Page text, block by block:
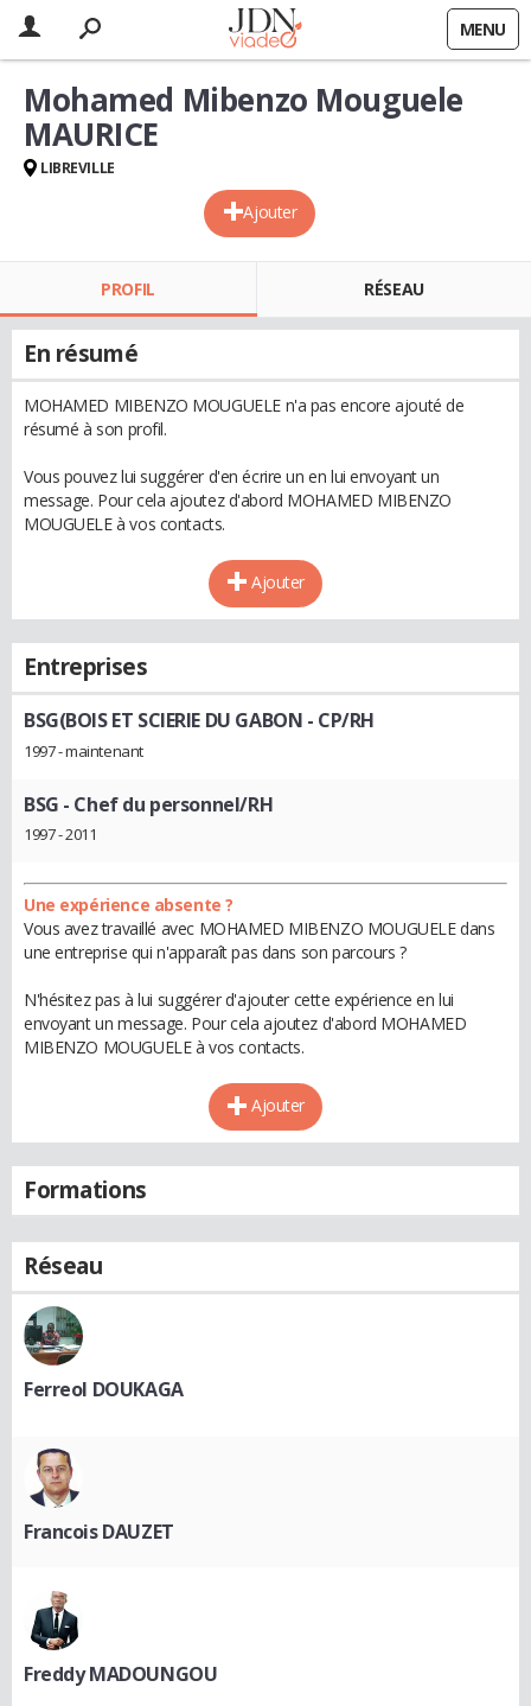
MENU
Ajouter
Mohamed Mibenzo Mouguele
MAURICE
LIBREVILLE
PROFIL RÉSEAU
En résumé
MOHAMED MIBENZO MOUGUELE n'a pas encore ajouté de
résumé à son profil.
Vous pouvez lui suggérer d'en écrire un en lui envoyant un
message. Pour cela ajoutez d'abord MOHAMED MIBENZO
MOUGUELE à vos contacts.
Ajouter
Entreprises
BSG(BOIS ET SCIERIE DU GABON - CP/RH
1997 - maintenant
BSG - Chef du personnel/RH
1997 - 2011
Une expérience absente ?
Vous avez travaillé avec MOHAMED MIBENZO MOUGUELE dans
une entreprise qui n'apparaît pas dans son parcours ?
N'hésitez pas à lui suggérer d'ajouter cette expérience en lui
envoyant un message. Pour cela ajoutez d'abord MOHAMED
MIBENZO MOUGUELE à vos contacts.
Ajouter
Formations
Réseau
Ferreol DOUKAGA
Francois DAUZET
Freddy MADOUNGOU